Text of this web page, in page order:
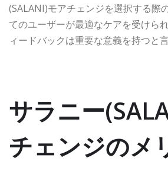
(SALANI)モアチェンジを選択する際
てのユーザーが最適なケアを受けら
ィードバックは重要な意義を持つと
サラニー
チェンジのメ